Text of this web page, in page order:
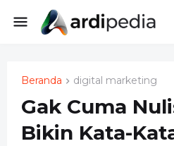
Beranda digital marketing
Gak Cuma
Bikin Kata-